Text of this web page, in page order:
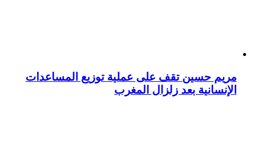
مريم حسين تقف على عملية توزيع المساعدات
الإنسانية بعد زلزال المغرب